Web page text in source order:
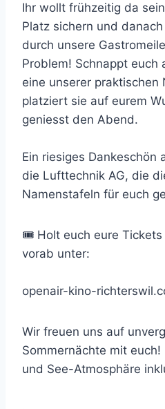
Ihr wollt frühzeitig da
Platz sichern und
durch unsere
Problem! Schnappt euch
eine unserer praktischen
platziert sie auf eurem
geniesst den Abend.
Ein riesiges Dankeschön
die Lufttechnik AG, die
Namenstafeln für euch
🎟️ Holt euch eure Tickets
vorab unter:
openair-kino-
Wir freuen uns auf
Sommernächte mit
und See-Atmosphäre